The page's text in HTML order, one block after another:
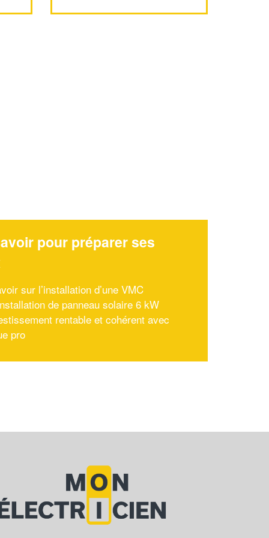
pour préparer ses
sur l’installation d’une VMC
de panneau solaire 6 kW
rentable et cohérent avec
pro